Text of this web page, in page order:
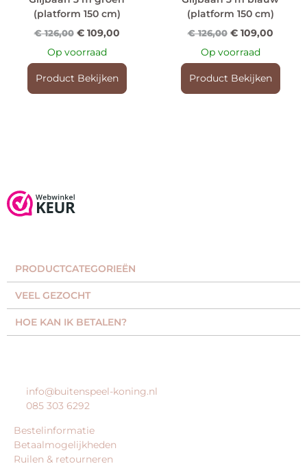
(platform 150 cm)
€126,00 €109,00
Op voorraad
Product Bekijken
(platform 150 cm)
€126,00 €109,00
Op voorraad
Product Bekijken
PRODUCTCATEGORIEËN​
VEEL GEZOCHT​
HOE KAN IK BETALEN?
info@buitenspeel-koning.nl
085 303 6292
Bestelinformatie
Betaalmogelijkheden
Ruilen & retourneren